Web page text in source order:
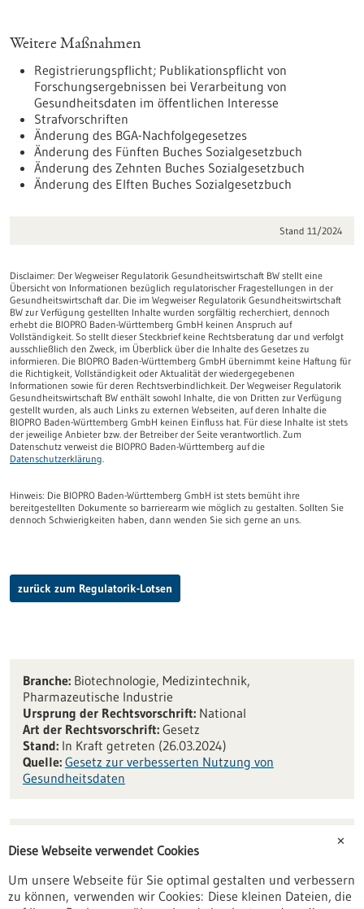
Weitere Maßnahmen
Registrierungspflicht; Publikationspflicht von
Forschungsergebnissen bei Verarbeitung von
Gesundheitsdaten im öffentlichen Interesse
Strafvorschriften
Änderung des BGA-Nachfolgegesetzes
Änderung des Fünften Buches Sozialgesetzbuch
Änderung des Zehnten Buches Sozialgesetzbuch
Änderung des Elften Buches Sozialgesetzbuch
Stand 11/2024
Disclaimer: Der Wegweiser Regulatorik Gesundheitswirtschaft BW stellt eine
Übersicht von Informationen bezüglich regulatorischer Fragestellungen in der
Gesundheitswirtschaft dar. Die im Wegweiser Regulatorik Gesundheitswirtschaft
BW zur Verfügung gestellten Inhalte wurden sorgfältig recherchiert, dennoch
erhebt die BIOPRO Baden-Württemberg GmbH keinen Anspruch auf
Vollständigkeit. So stellt dieser Steckbrief keine Rechtsberatung dar und verfolgt
ausschließlich den Zweck, im Überblick über die Inhalte des Gesetzes zu
informieren. Die BIOPRO Baden-Württemberg GmbH übernimmt keine Haftung für
die Richtigkeit, Vollständigkeit oder Aktualität der wiedergegebenen
Informationen sowie für deren Rechtsverbindlichkeit. Der Wegweiser Regulatorik
Gesundheitswirtschaft BW enthält sowohl Inhalte, die von Dritten zur Verfügung
gestellt wurden, als auch Links zu externen Webseiten, auf deren Inhalte die
BIOPRO Baden-Württemberg GmbH keinen Einfluss hat. Für diese Inhalte ist stets
der jeweilige Anbieter bzw. der Betreiber der Seite verantwortlich. Zum
Datenschutz verweist die BIOPRO Baden-Württemberg auf die
Datenschutzerklärung.
Hinweis: Die BIOPRO Baden-Württemberg GmbH ist stets bemüht ihre
bereitgestellten Dokumente so barrierearm wie möglich zu gestalten. Sollten Sie
dennoch Schwierigkeiten haben, dann wenden Sie sich gerne an uns.
zurück zum Regulatorik-Lotsen
Branche:Biotechnologie, Medizintechnik,
Pharmazeutische Industrie
Ursprung der Rechtsvorschrift:National
Art der Rechtsvorschrift:Gesetz
Stand:In Kraft getreten (26.03.2024)
Quelle: Gesetz zur verbesserten Nutzung von
Gesundheitsdaten
Download(PDF ca. 566,45 KB)
✕
Diese Webseite verwendet Cookies
Um unsere Webseite für Sie optimal gestalten und verbessern
zu können, verwenden wir Cookies: Diese kleinen Dateien, die